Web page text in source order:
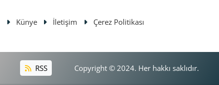
Künye İletişim Çerez Politikası
RSS Copyright © 2024. Her hakkı saklıdır.